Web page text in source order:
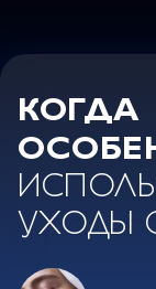
КОГДА
УХОДЫ С